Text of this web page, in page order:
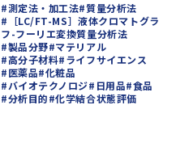
#測定法・加工法#質量分析法
#［LC/FT-MS］液体クロマトグラ
フ-フーリエ変換質量分析法
#製品分野#マテリアル
#高分子材料#ライフサイエンス
#医薬品#化粧品
#バイオテクノロジ#日用品#食品
#分析目的#化学結合状態評価